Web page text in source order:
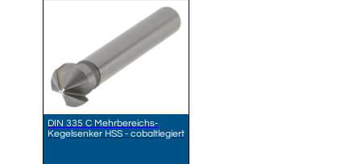
DIN 335 C Mehrbereichs-
Kegelsenker HSS - cobaltlegiert